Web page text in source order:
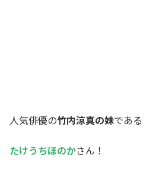
人気俳優の竹内涼真の妹である
たけうちほのかさん！